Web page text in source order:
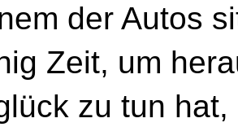
der Autos
Zeit, um
zu tun